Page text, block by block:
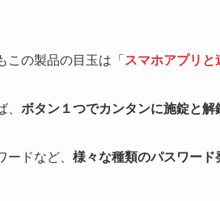
この製品の目玉は「 スマホアプリと
ボタン１つでカンタンに施錠と解
ードなど、 様々な種類のパスワード